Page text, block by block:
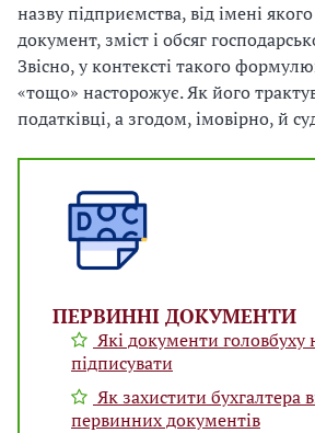
назву підприємства, від імені
документ, зміст і обсяг
Звісно, у контексті такого
«тощо» насторожує. Як його
податківці, а згодом, імовірно, й
ПЕРВИННІ ДОКУМЕНТИ
Які документи головбуху
підписувати
Як захистити бухгалтера
первинних документів